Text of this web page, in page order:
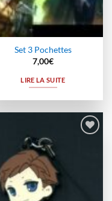
Set 3 Pochettes
7,00€
LIRE LA SUITE